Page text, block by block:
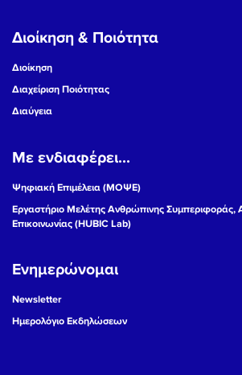
Διοίκηση & Ποιότητα
Διοίκηση
Διαχείριση Ποιότητας
Διαύγεια
Με ενδιαφέρει...
Ψηφιακή Επιμέλεια (ΜΟΨΕ)
Εργαστήριο Μελέτης Ανθρώπινης Συμπεριφοράς,
Επικοινωνίας (HUBIC Lab)
Ενημερώνομαι
Newsletter
Ημερολόγιο Εκδηλώσεων